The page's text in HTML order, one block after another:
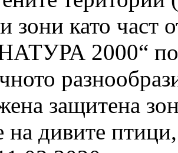
зони като част
2000“ по
защитена
на дивите